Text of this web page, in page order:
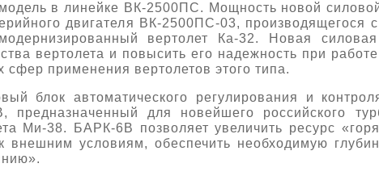
в линейке ВК-2500ПС. Мощность новой
двигателя ВК-2500ПС-03, производящегося
вертолет Ка-32. Новая силовая
вертолета и повысить его надежность при
сфер применения вертолетов этого типа.
блок автоматического регулирования и
предназначенный для новейшего российского
Ми-38. БАРК-6В позволяет увеличить ресурс
внешним условиям, обеспечить необходимую